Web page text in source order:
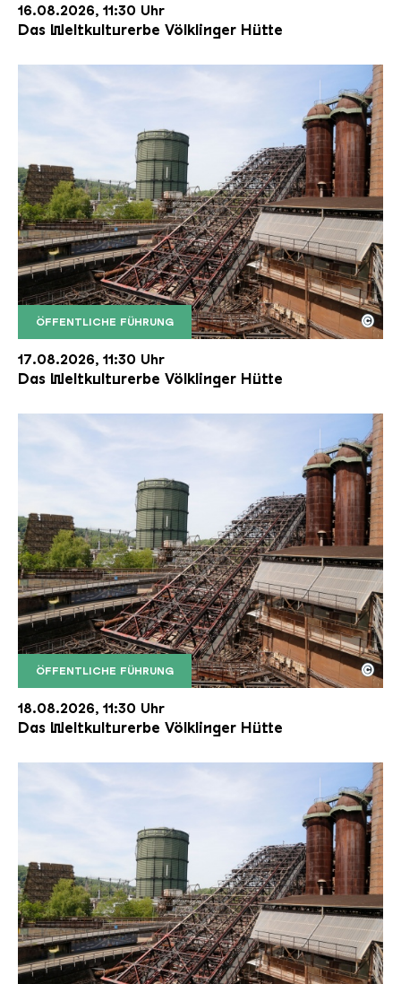
16.08.2026, 11:30 Uhr
Das Weltkulturerbe Völklinger Hütte
ÖFFENTLICHE FÜHRUNG
Der Erzschrägaufzug der Völklinger Hütte mit
Copyright: Weltkulturerbe Völklinger Hütte | Karl
©
17.08.2026, 11:30 Uhr
Das Weltkulturerbe Völklinger Hütte
ÖFFENTLICHE FÜHRUNG
Der Erzschrägaufzug der Völklinger Hütte mit
Copyright: Weltkulturerbe Völklinger Hütte | Karl
©
18.08.2026, 11:30 Uhr
Das Weltkulturerbe Völklinger Hütte